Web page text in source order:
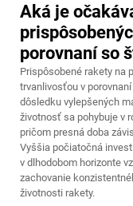
Aká je
porovnaní so
Prispôsobené rakety na
trvanlivosťou v
dôsledku vylepšených
životnosť sa pohybuje v
pričom presná doba
Vyššia počiatočná
v dlhodobom horizonte
zachovanie
životnosti rakety.